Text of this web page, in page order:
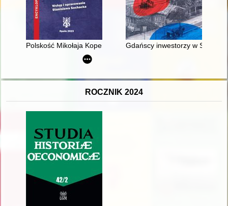
Polskość Mikołaja Kopernika z rodu Ślązaka
Gdańscy inwestorzy w
ROCZNIK 2024